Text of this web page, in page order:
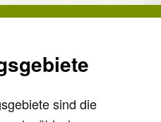
sind die